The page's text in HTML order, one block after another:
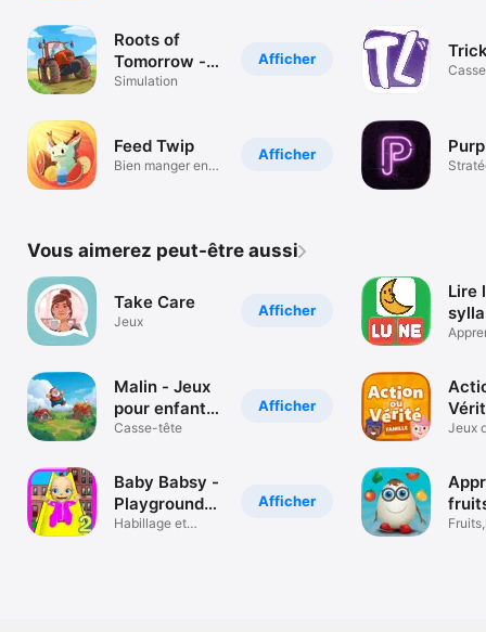
Afficher
Roots of
Tomorrow -
Farm Sim
Simulation
Afficher
Feed Twip
Bien manger en
Vous aimerez peut-être aussi
Afficher
Take Care
Jeux
Afficher
Malin - Jeux
pour enfants
de 1
Casse-tête
Afficher
Baby Babsy -
Playground
Fun 2
Habillage et
Lire
Jeux